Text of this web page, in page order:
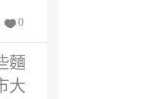
0
麵
大